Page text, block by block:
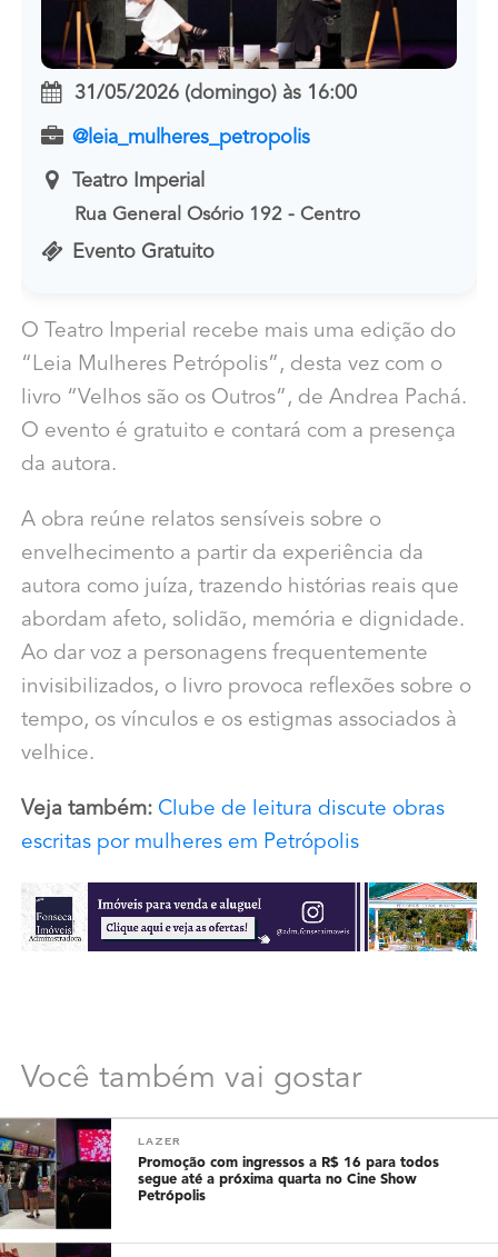
31/05/2026 (domingo) às 16:00
@leia_mulheres_petropolis
Teatro Imperial
Rua General Osório 192 - Centro
Evento Gratuito
O Teatro Imperial recebe mais uma edição do
“Leia Mulheres Petrópolis”, desta vez com o
livro “Velhos são os Outros”, de Andrea Pachá.
O evento é gratuito e contará com a presença
da autora.
A obra reúne relatos sensíveis sobre o
envelhecimento a partir da experiência da
autora como juíza, trazendo histórias reais que
abordam afeto, solidão, memória e dignidade.
Ao dar voz a personagens frequentemente
invisibilizados, o livro provoca reflexões sobre o
tempo, os vínculos e os estigmas associados à
velhice.
Veja também: Clube de leitura discute obras
escritas por mulheres em Petrópolis
Você também vai gostar
LAZER
Promoção com ingressos a R$ 16 para todos
segue até a próxima quarta no Cine Show
Petrópolis